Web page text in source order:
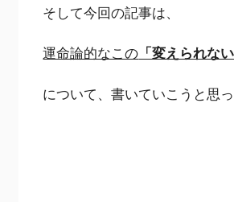
そして今回の記事は、
運命論的なこの 「変えられな
について、書いていこうと思っ